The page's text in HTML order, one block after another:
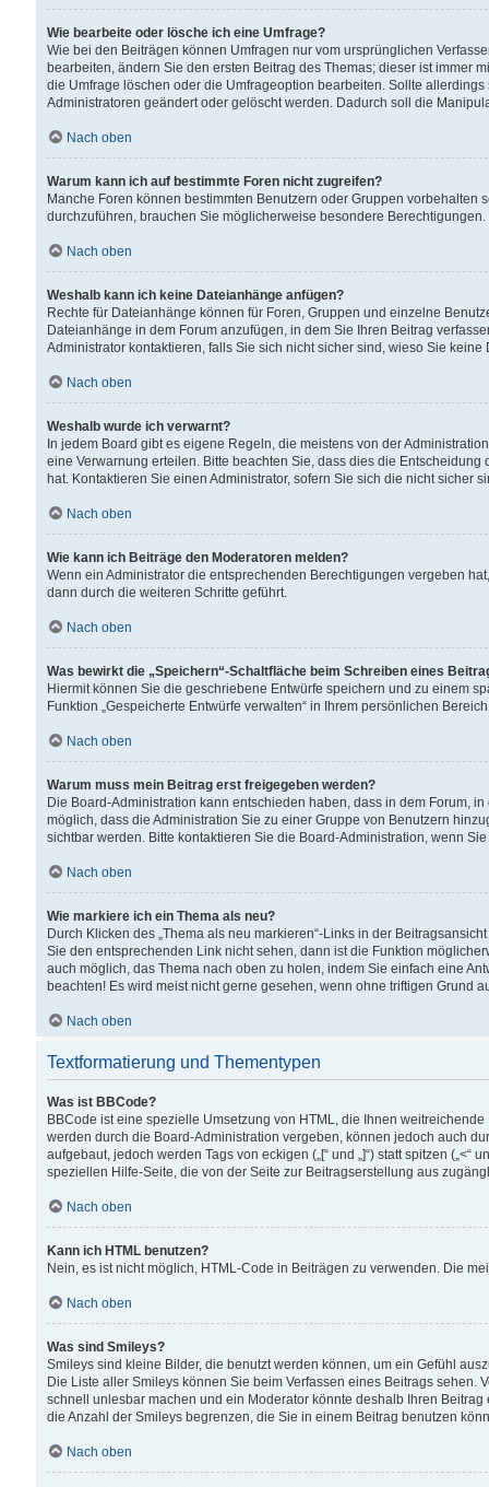
Wie bearbeite oder lösche ich eine Umfrage?
Wie bei den Beiträgen können Umfragen nur vom ursprünglichen
bearbeiten, ändern Sie den ersten Beitrag des Themas; dieser ist immer
die Umfrage löschen oder die Umfrageoption bearbeiten. Sollte
Administratoren geändert oder gelöscht werden. Dadurch soll die
Nach oben
Warum kann ich auf bestimmte Foren nicht zugreifen?
Manche Foren können bestimmten Benutzern oder Gruppen
durchzuführen, brauchen Sie möglicherweise besondere
Nach oben
Weshalb kann ich keine Dateianhänge anfügen?
Rechte für Dateianhänge können für Foren, Gruppen und einzelne
Dateianhänge in dem Forum anzufügen, in dem Sie Ihren Beitrag
Administrator kontaktieren, falls Sie sich nicht sicher sind, wieso Sie
Nach oben
Weshalb wurde ich verwarnt?
In jedem Board gibt es eigene Regeln, die meistens von der
eine Verwarnung erteilen. Bitte beachten Sie, dass dies die
hat. Kontaktieren Sie einen Administrator, sofern Sie sich die nicht sicher
Nach oben
Wie kann ich Beiträge den Moderatoren melden?
Wenn ein Administrator die entsprechenden Berechtigungen vergeben
dann durch die weiteren Schritte geführt.
Nach oben
Was bewirkt die „Speichern“-Schaltfläche beim Schreiben eines
Hiermit können Sie die geschriebene Entwürfe speichern und zu einem
Funktion „Gespeicherte Entwürfe verwalten“ in Ihrem persönlichen
Nach oben
Warum muss mein Beitrag erst freigegeben werden?
Die Board-Administration kann entschieden haben, dass in dem Forum,
möglich, dass die Administration Sie zu einer Gruppe von Benutzern
sichtbar werden. Bitte kontaktieren Sie die Board-Administration, wenn
Nach oben
Wie markiere ich ein Thema als neu?
Durch Klicken des „Thema als neu markieren“-Links in der
Sie den entsprechenden Link nicht sehen, dann ist die Funktion
auch möglich, das Thema nach oben zu holen, indem Sie einfach eine
beachten! Es wird meist nicht gerne gesehen, wenn ohne triftigen Grund
Nach oben
Textformatierung und Thementypen
Was ist BBCode?
BBCode ist eine spezielle Umsetzung von HTML, die Ihnen
werden durch die Board-Administration vergeben, können jedoch auch
aufgebaut, jedoch werden Tags von eckigen („[“ und „]“) statt spitzen
speziellen Hilfe-Seite, die von der Seite zur Beitragserstellung aus
Nach oben
Kann ich HTML benutzen?
Nein, es ist nicht möglich, HTML-Code in Beiträgen zu verwenden. Die
Nach oben
Was sind Smileys?
Smileys sind kleine Bilder, die benutzt werden können, um ein Gefühl
Die Liste aller Smileys können Sie beim Verfassen eines Beitrags
schnell unlesbar machen und ein Moderator könnte deshalb Ihren
die Anzahl der Smileys begrenzen, die Sie in einem Beitrag benutzen
Nach oben